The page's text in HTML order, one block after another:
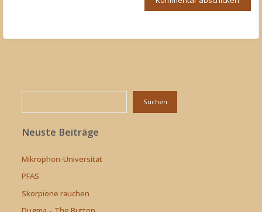
Suchen
Neuste Beiträge
Mikrophon-Universität
PFAS
Skorpione rauchen